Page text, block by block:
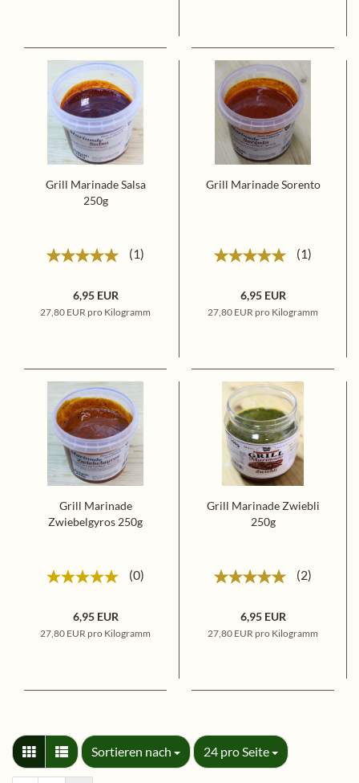
Grill Marinade Salsa
250g
1
6,95 EUR
27,80 EUR pro Kilogramm
Grill Marinade Sorento
1
6,95 EUR
27,80 EUR pro Kilogramm
Grill Marinade
Zwiebelgyros 250g
0
6,95 EUR
27,80 EUR pro Kilogramm
Grill Marinade Zwiebli
250g
2
6,95 EUR
27,80 EUR pro Kilogramm
Sortieren nach
Sortieren nach 24 pro Seite
pro Seite